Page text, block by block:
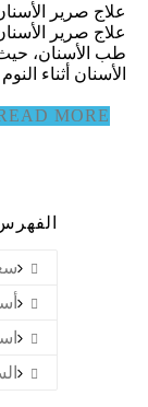
علاج صرير
علاج صرير
طب الأسنان،
الأسنان أثناء
MORE